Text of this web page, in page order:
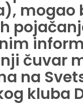
mogao
čuvar
na
kluba